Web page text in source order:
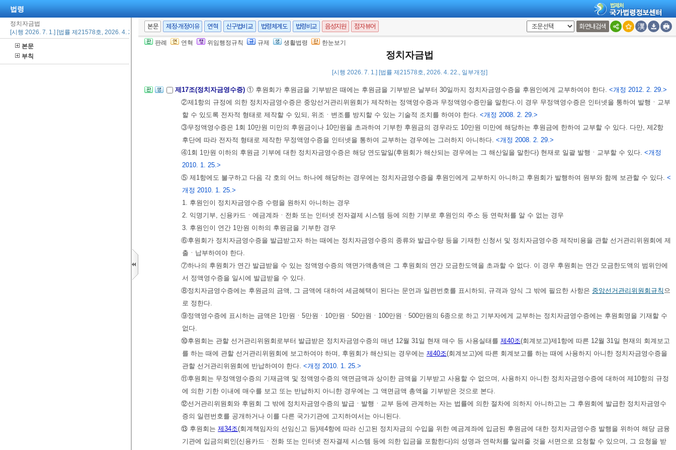
법령
정치자금법
[시행 2026. 7. 1.] [법률 제21578호, 2026. 4. 22., 일부개정]
본문
부칙
본문 제정·개정이유 연혁 신구법비교 법령체계도 법령비교 음성지원 점자뷰어 화면내검색
판례 연혁 위임행정규칙 규제 생활법령 한눈보기
정치자금법
[시행 2026. 7. 1.] [법률 제21578호, 2026. 4. 22., 일부개정]
제16조(정치자금영수증과의 교환에 의한 모금)①후원회 또는 후원회로부터 위임을 받은 자는 정치자금영수증을 후원금과 교환하는 방법으로 모금을 할 수 있다.
②제1항의 규정에 의하여 후원회로부터 위임받은 자가 후원금을 모금한 때에는 30일 이내에 그 후원회의 회계책임자에게 정치자금영수증 원부와 후원인의 성명ㆍ생년월
일ㆍ주소ㆍ전화번호 및 후원금을 인계하여야 한다.
③정치자금영수증과의 교환에 의한 모금의 위임절차와 방법 그 밖에 필요한 사항은 중앙선거관리위원회규칙
제17조(정치자금영수증) ① 후원회가 후원금을 기부받은 때에는 후원금을 기부받은 날부터 30일까지 정치자금영수증을 후원인에게 교부하여야 한다. <개정 2012. 2. 29.>
②제1항의 규정에 의한 정치자금영수증은 중앙선거관리위원회가 제작하는 정액영수증과 무정액영수증만을 말한다.이 경우 무정액영수증은 인터넷을 통하여 발행ㆍ교부
할 수 있도록 전자적 형태로 제작할 수 있되, 위조ㆍ변조를 방지할 수 있는 기술적 조치를 하여야 한다. <개정 2008. 2. 29.>
③무정액영수증은 1회 10만원 미만의 후원금이나 10만원을 초과하여 기부한 후원금의 경우라도 10만원 미만에 해당하는 후원금에 한하여 교부할 수 있다. 다만, 제2항
후단에 따라 전자적 형태로 제작한 무정액영수증을 인터넷을 통하여 교부하는 경우에는 그러하지 아니하다. <개정 2008. 2. 29.>
④1회 1만원 이하의 후원금 기부에 대한 정치자금영수증은 해당 연도말일(후원회가 해산되는 경우에는 그 해산일을 말한다) 현재로 일괄 발행ㆍ교부할 수 있다. <개정
2010. 1. 25.>
⑤ 제1항에도 불구하고 다음 각 호의 어느 하나에 해당하는 경우에는 정치자금영수증을 후원인에게 교부하지 아니하고 후원회가 발행하여 원부와 함께 보관할 수 있다. <
개정 2010. 1. 25.>
1. 후원인이 정치자금영수증 수령을 원하지 아니하는 경우
2. 익명기부, 신용카드ㆍ예금계좌ㆍ전화 또는 인터넷 전자결제 시스템 등에 의한 기부로 후원인의 주소 등 연락처를 알 수 없는 경우
3. 후원인이 연간 1만원 이하의 후원금을 기부한 경우
⑥후원회가 정치자금영수증을 발급받고자 하는 때에는 정치자금영수증의 종류와 발급수량 등을 기재한 신청서 및 정치자금영수증 제작비용을 관할 선거관리위원회에 제
출ㆍ납부하여야 한다.
⑦하나의 후원회가 연간 발급받을 수 있는 정액영수증의 액면가액총액은 그 후원회의 연간 모금한도액을 초과할 수 없다. 이 경우 후원회는 연간 모금한도액의 범위안에
서 정액영수증을 일시에 발급받을 수 있다.
⑧정치자금영수증에는 후원금의 금액, 그 금액에 대하여 세금혜택이 된다는 문언과 일련번호를 표시하되, 규격과 양식 그 밖에 필요한 사항은 중앙선거관리위원회규칙 으
로 정한다.
⑨정액영수증에 표시하는 금액은 1만원ㆍ5만원ㆍ10만원ㆍ50만원ㆍ100만원ㆍ500만원의 6종으로 하고 기부자에게 교부하는 정치자금영수증에는 후원회명을 기재할 수
없다.
⑩후원회는 관할 선거관리위원회로부터 발급받은 정치자금영수증의 매년 12월 31일 현재 매수 등 사용실태를 제40조(회계보고)제1항에 따른 12월 31일 현재의 회계보고
를 하는 때에 관할 선거관리위원회에 보고하여야 하며, 후원회가 해산되는 경우에는 제40조(회계보고)에 따른 회계보고를 하는 때에 사용하지 아니한 정치자금영수증을
관할 선거관리위원회에 반납하여야 한다. <개정 2010. 1. 25.>
⑪후원회는 무정액영수증의 기재금액 및 정액영수증의 액면금액과 상이한 금액을 기부받고 사용할 수 없으며, 사용하지 아니한 정치자금영수증에 대하여 제10항의 규정
에 의한 기한 이내에 매수를 보고 또는 반납하지 아니한 경우에는 그 액면금액 총액을 기부받은 것으로 본다.
⑫선거관리위원회와 후원회 그 밖에 정치자금영수증의 발급ㆍ발행ㆍ교부 등에 관계하는 자는 법률에 의한 절차에 의하지 아니하고는 그 후원회에 발급한 정치자금영수
증의 일련번호를 공개하거나 이를 다른 국가기관에 고지하여서는 아니된다.
⑬ 후원회는 제34조(회계책임자의 선임신고 등)제4항에 따라 신고된 정치자금의 수입을 위한 예금계좌에 입금된 후원금에 대한 정치자금영수증 발행을 위하여 해당 금융
기관에 입금의뢰인(신용카드ㆍ전화 또는 인터넷 전자결제 시스템 등에 의한 입금을 포함한다)의 성명과 연락처를 알려줄 것을 서면으로 요청할 수 있으며, 그 요청을 받